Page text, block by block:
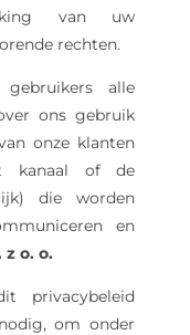
van uw
rechten.
alle
ons gebruik
onze klanten
kanaal of de
die worden
en
z o. o.
privacybeleid
om onder